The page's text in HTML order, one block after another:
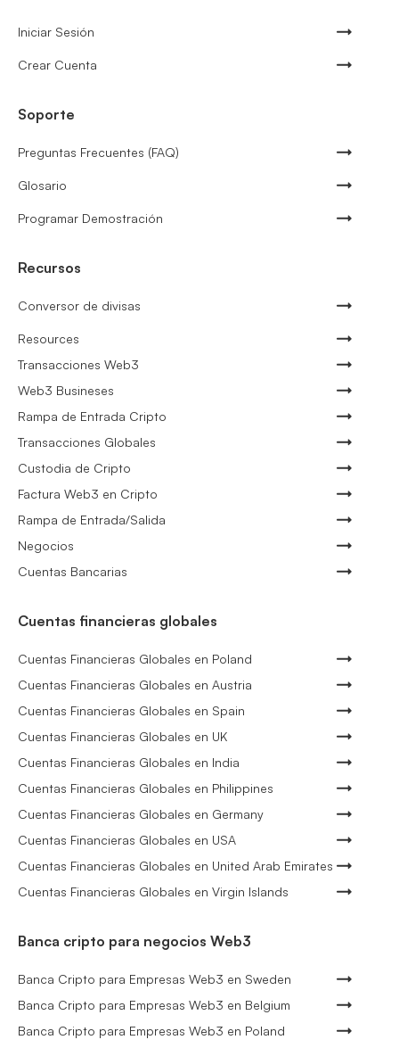
Iniciar Sesión
Crear Cuenta
Soporte
Preguntas Frecuentes (FAQ)
Glosario
Programar Demostración
Recursos
Conversor de divisas
Resources
Transacciones Web3
Web3 Busineses
Rampa de Entrada Cripto
Transacciones Globales
Custodia de Cripto
Factura Web3 en Cripto
Rampa de Entrada/Salida
Negocios
Cuentas Bancarias
Cuentas financieras globales
Cuentas Financieras Globales en Poland
Cuentas Financieras Globales en Austria
Cuentas Financieras Globales en Spain
Cuentas Financieras Globales en UK
Cuentas Financieras Globales en India
Cuentas Financieras Globales en Philippines
Cuentas Financieras Globales en Germany
Cuentas Financieras Globales en USA
Cuentas Financieras Globales en United Arab Emirates
Cuentas Financieras Globales en Virgin Islands
Banca cripto para negocios Web3
Banca Cripto para Empresas Web3 en Sweden
Banca Cripto para Empresas Web3 en Belgium
Banca Cripto para Empresas Web3 en Poland